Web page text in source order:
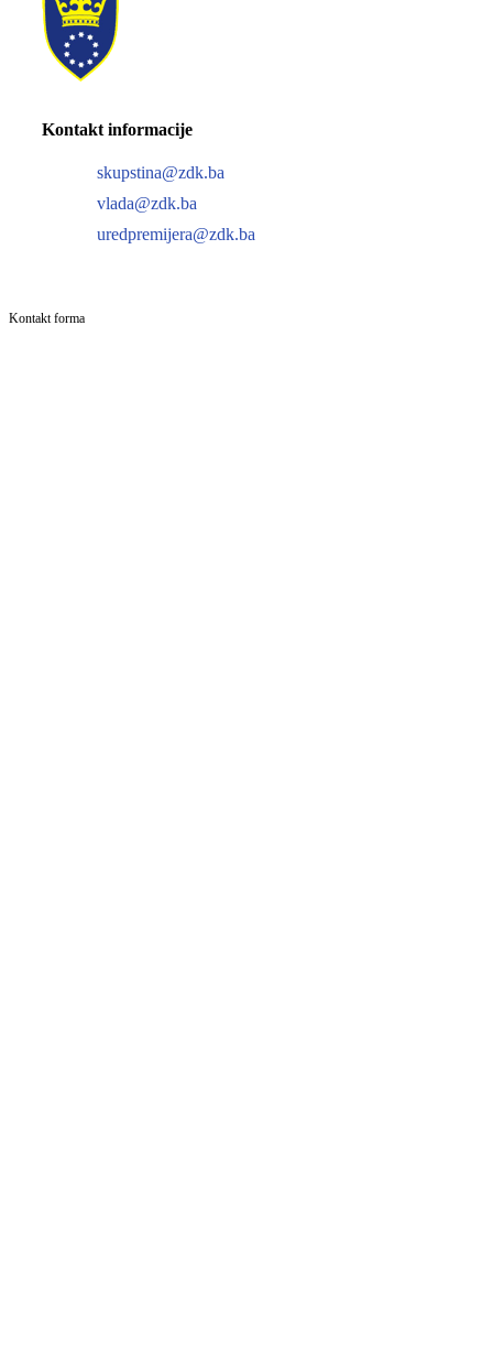
Kontakt informacije
skupstina@zdk.ba
vlada@zdk.ba
uredpremijera@zdk.ba
Kontakt forma